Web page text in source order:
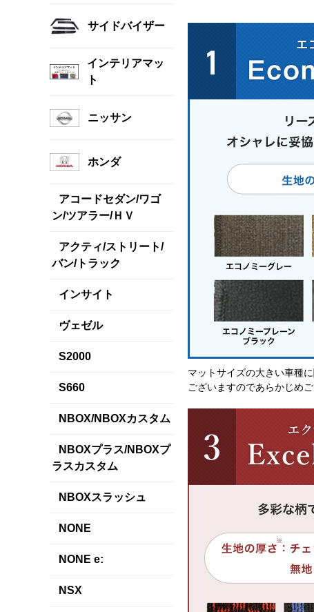
サイドバイザー
インテリアマッ
ト
ニッサン
ホンダ
アコードセダン/ワゴ
ン/ツアラー/ＨＶ
アクティ/ストリート/
バン/トラック
インサイト
ヴェゼル
S2000
S660
NBOX/NBOXカスタム
NBOXプラス/NBOXプ
ラスカスタム
NBOXスラッシュ
NONE
NONE e:
NSX
マットサイズの大きい車種
ございますのであらかじめご